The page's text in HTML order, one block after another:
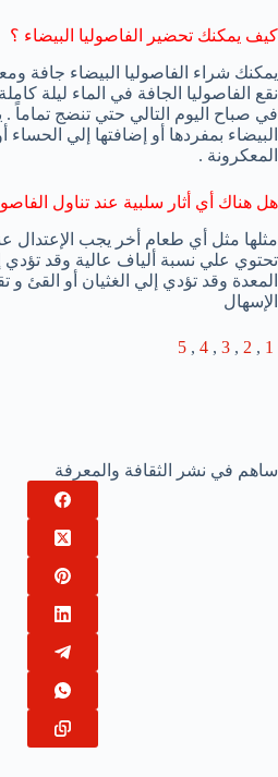
كيف يمكنك تحضير الفاصوليا البيضاء ؟
يمكنك شراء الفاصوليا البيضاء جافة
نقع الفاصوليا الجافة في الماء ليلة
في صباح اليوم التالي حتي تنضج تماماً .
البيضاء بمفردها أو إضافتها إلي الحساء
المعكرونة .
هل هناك أي أثار سلبية عند تناول
مثلها مثل أي طعام أخر يجب الإعتدال عند
تحتوي علي نسبة ألياف عالية وقد
المعدة وقد تؤدي إلي الغثيان أو القئ و
الإسهال
1
,
,
3
,
4
,
5
ساهم في نشر الثقافة والمعرفة